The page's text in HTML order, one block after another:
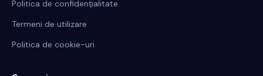
Politica de confidențialitate
Termeni de utilizare
Politica de cookie-uri